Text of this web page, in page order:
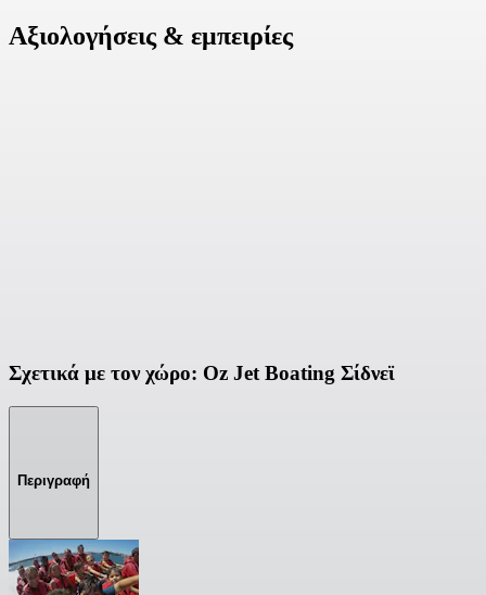
Αξιολογήσεις & εμπειρίες
Σχετικά με τον χώρο: Oz Jet Boating Σίδνεϊ
Περιγραφή